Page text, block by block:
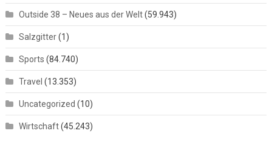
Outside 38 – Neues aus der Welt(59.943)
Salzgitter(1)
Sports (84.740)
Travel (13.353)
Uncategorized (10)
Wirtschaft(45.243)